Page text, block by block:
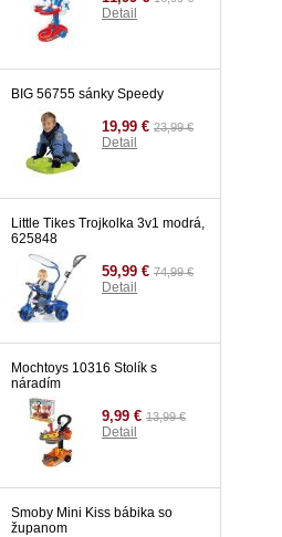
Detail
BIG 56755 sánky Speedy
19,99 € 23,99 €
Detail
Little Tikes Trojkolka 3v1 modrá,
625848
59,99 € 74,99 €
Detail
Mochtoys 10316 Stolík s
náradím
9,99 € 13,99 €
Detail
Smoby Mini Kiss bábika so
županom